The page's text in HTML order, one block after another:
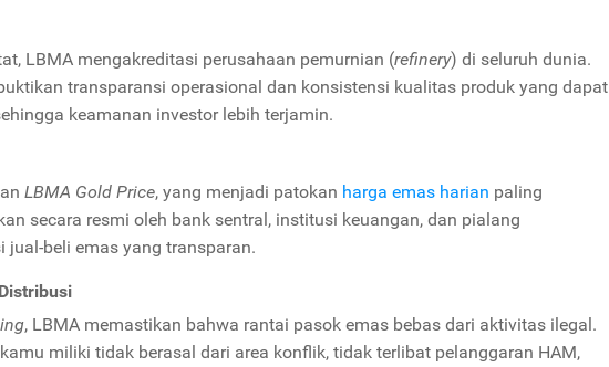
LBMA mengakreditasi perusahaan pemurnian (refinery) di seluruh dunia.
transparansi operasional dan konsistensi kualitas produk yang dapat
keamanan investor lebih terjamin.
LBMA Gold Price, yang menjadi patokan harga emas harian paling
secara resmi oleh bank sentral, institusi keuangan, dan pialang
beli emas yang transparan.
, LBMA memastikan bahwa rantai pasok emas bebas dari aktivitas ilegal.
miliki tidak berasal dari area konflik, tidak terlibat pelanggaran HAM,